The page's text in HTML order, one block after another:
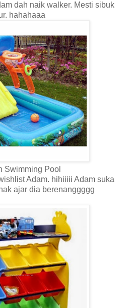
dah naik walker. Mesti sibuk
hahahaaa
Swimming Pool
Adam. hihiiiii Adam suka
ajar dia berenanggggg